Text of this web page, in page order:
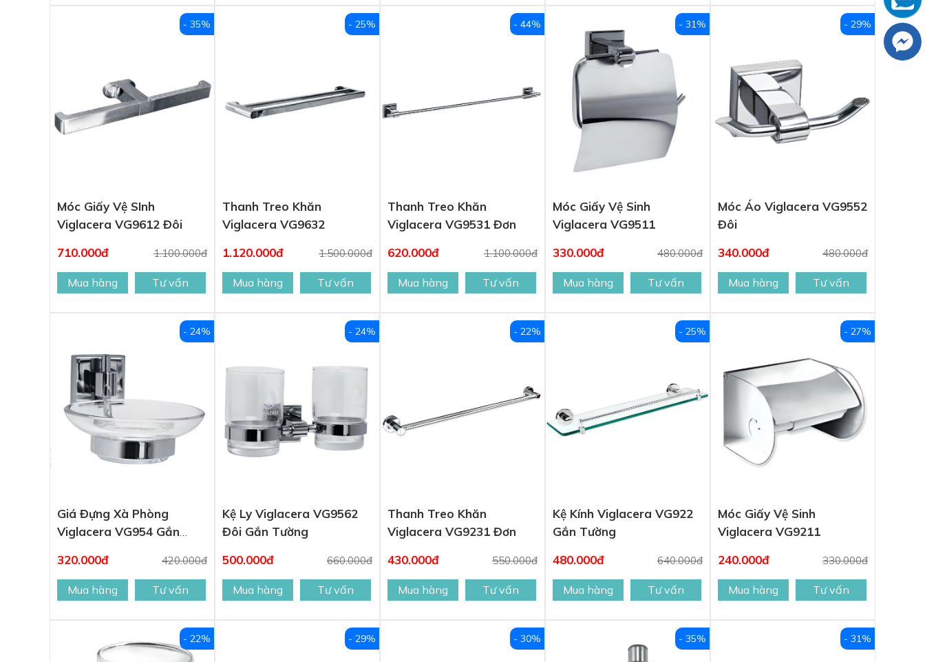
Móc Giấy Vệ SInh
Viglacera VG9612 Đôi
710.000đ
1.100.000đ
- 35%
Mua hàng Tư vấn
Thanh Treo Khăn
Viglacera VG9632
1.120.000đ
1.500.000đ
- 25%
Mua hàng Tư vấn
Thanh Treo Khăn
Viglacera VG9531 Đơn
620.000đ
1.100.000đ
- 44%
Mua hàng Tư vấn
Móc Giấy Vệ Sinh
Viglacera VG9511
330.000đ
480.000đ
- 31%
Mua hàng Tư vấn
Móc Áo Viglacera VG9552
Đôi
340.000đ
480.000đ
- 29%
Mua hàng Tư vấn
Giá Đựng Xà Phòng
Viglacera VG954 Gắn
320.000đ 420.000đ
- 24%
Mua hàng Tư vấn
Kệ Ly Viglacera VG9562
Đôi Gắn Tường
500.000đ
660.000đ
- 24%
Mua hàng Tư vấn
Thanh Treo Khăn
Viglacera VG9231 Đơn
430.000đ
550.000đ
- 22%
Mua hàng Tư vấn
Kệ Kính Viglacera VG922
Gắn Tường
480.000đ
640.000đ
- 25%
Mua hàng Tư vấn
Móc Giấy Vệ Sinh
Viglacera VG9211
240.000đ
330.000đ
- 27%
Mua hàng Tư vấn
- 22% - 29% - 30% - 35% - 31%